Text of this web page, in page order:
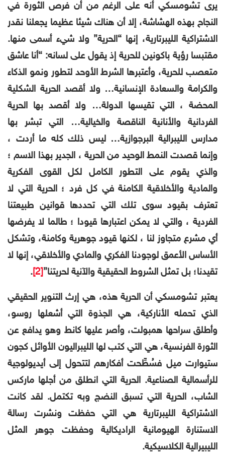
يرى تشومسكي أنه على الرغم من أن فرص الثورة في
النجاح بهذه الهشاشة، إلا أن هناك شيئا عظيما يجعلنا نقدر
الاشتراكية الليبرتارية، إنها “الحرية” ولا شيء أسمى منها.
مقتبسا رؤية باكونين للحرية إذ يقول على لسانه: “أنا عاشق
متعصب للحرية، وأعتبرها الشرط الأوحد لتطور ونمو الذكاء
والكرامة والسعادة الإنسانية… ولا أقصد الحرية الشكلية
المحضة ، التي تقيسها الدولة… ولا أقصد بها الحرية
الفردانية والأنانية الناقصة والخيالية… التي تبشر بها
مدارس الليبرالية البرجوازية… ليس ذلك كله ما أردت ،
وإنما قصدت النمط الوحيد من الحرية ، الجدير بهذا الاسم ؛
والذي يقوم على التطور الكامل لكل القوى الفكرية
والمادية والأخلاقية الكامنة في كل فرد ؛ الحرية التي لا
تعترف بقيود سوى تلك التي تحددها قوانين طبيعتنا
الفردية ، والتي لا يمكن اعتبارها قيودا ؛ طالما لا يفرضها
أي مشرع متجاوز لنا ، لكنها قيود جوهرية وكامنة، وتشكل
الأساس الأعمق لوجودنا الفكري والمادي والأخلاقي، إنها لا
تقيدنا؛ بل تمثل الشروط الحقيقية والآنية لحريتنا”[2]
.
يعتبر تشومسكي أن الحرية هذه، هي إرث التنوير الحقيقي
الذي تحمله الأناركية، هي الجذوة التي أشعلها روسو،
وأطلق سراحها همبولت، وأصر عليها كانط وهو يدافع عن
الثورة الفرنسية، هي التي كتب لها الليبراليون الأوائل كجون
ستيوارت ميل فسُطِّحت أفكارهم لتتحول إلى أيديولوجية
للرأسمالية الصناعية. الحرية التي انطلق من أجلها ماركس
الشاب، الحرية التي تسبق النضج وبه تكتمل. لقد كانت
الاشتراكية الليبرتارية هي التي حفظت ونشرت رسالة
الاستنارة الهيومانية الراديكالية وحفظت جوهر المثل
الليبيرالية الكلاسيكية.